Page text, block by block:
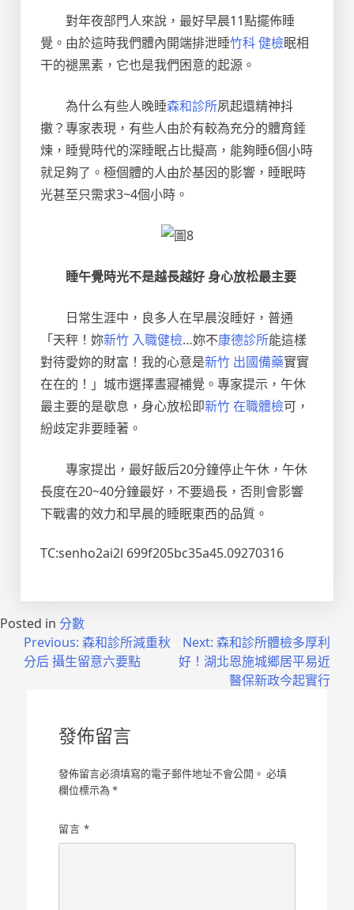
對年夜部門人來說，最好早晨11點擺佈睡
覺。由於這時我們體內開端排泄睡竹科 健檢眠相
干的褪黑素，它也是我們困意的起源。
為什么有些人晚睡森和診所夙起還精神抖
擻？專家表現，有些人由於有較為充分的體育錘
煉，睡覺時代的深睡眠占比擬高，能夠睡6個小時
就足夠了。極個體的人由於基因的影響，睡眠時
光甚至只需求3~4個小時。
睡午覺時光不是越長越好 身心放松最主要
日常生涯中，良多人在早晨沒睡好，普通
「天秤！妳新竹 入職健檢…妳不康德診所能這樣
對待愛妳的財富！我的心意是新竹 出國備藥實實
在在的！」城市選擇晝寢補覺。專家提示，午休
最主要的是歇息，身心放松即新竹 在職體檢可，
紛歧定非要睡著。
專家提出，最好飯后20分鐘停止午休，午休
長度在20~40分鐘最好，不要過長，否則會影響
下戰書的效力和早晨的睡眠東西的品質。
TC:senho2ai2l 699f205bc35a45.09270316
Posted in 分數
Previous: 森和診所減重秋
分后 攝生留意六要點
Next: 森和診所體檢多厚利
好！湖北恩施城鄉居平易近
醫保新政今起實行
發佈留言
發佈留言必須填寫的電子郵件地址不會公開。 必填
欄位標示為*
留言*